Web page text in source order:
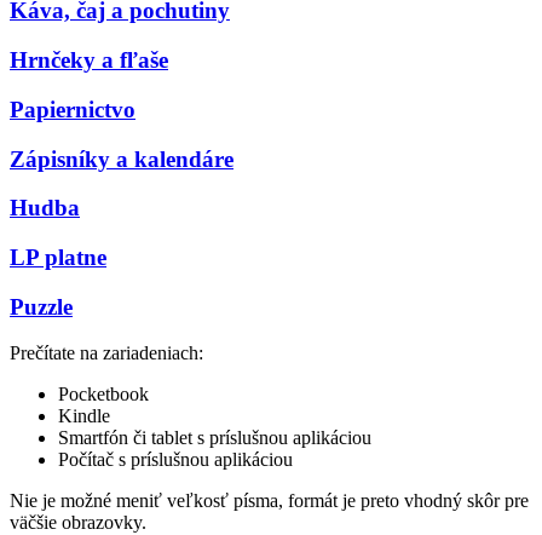
Káva, čaj a pochutiny
Hrnčeky a fľaše
Papiernictvo
Zápisníky a kalendáre
Hudba
LP platne
Puzzle
Prečítate na zariadeniach:
Pocketbook
Kindle
Smartfón či tablet s príslušnou aplikáciou
Počítač s príslušnou aplikáciou
Nie je možné meniť veľkosť písma, formát je preto vhodný skôr pre
väčšie obrazovky.